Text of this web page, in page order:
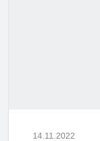
14.11.2022